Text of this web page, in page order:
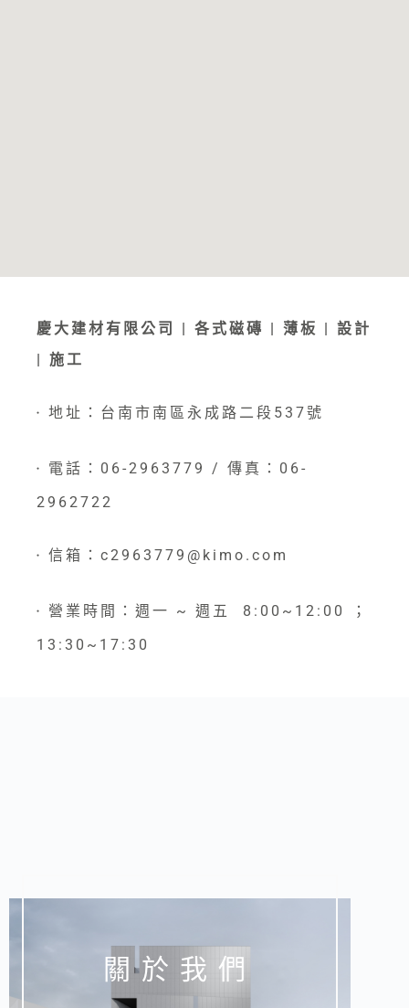
慶大建材有限公司 | 各式磁磚 | 薄板 | 設計
| 施工
● 地址：台南市南區永成路二段537號
●
電話：06-2963779 / 傳真：06-
2962722
● 信箱：c2963779@kimo.com
●
營業時間：週一 ~ 週五 8:00~12:00 ；
13:30~17:30
關於我們